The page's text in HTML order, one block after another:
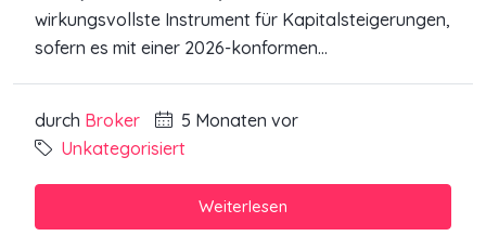
wirkungsvollste Instrument für Kapitalsteigerungen,
sofern es mit einer 2026-konformen...
durch Broker
5 Monaten vor
Unkategorisiert
Weiterlesen